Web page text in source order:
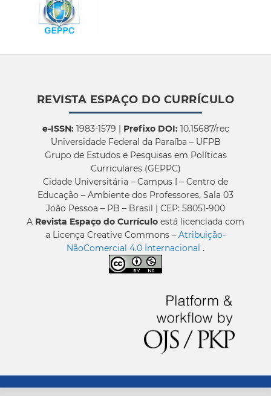
REVISTA ESPAÇO DO CURRÍCULO
e-ISSN:1983-1579 | Prefixo DOI:10.15687/rec
Universidade Federal da Paraíba – UFPB
Grupo de Estudos e Pesquisas em Políticas
Curriculares (GEPPC)
Cidade Universitária – Campus I – Centro de
Educação – Ambiente dos Professores, Sala 03
João Pessoa – PB – Brasil | CEP: 58051-900
A Revista Espaço do Currículo está licenciada com
a Licença Creative Commons – Atribuição-
NãoComercial 4.0 Internacional .